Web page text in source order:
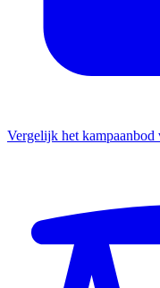
Vergelijk het kampaanbod